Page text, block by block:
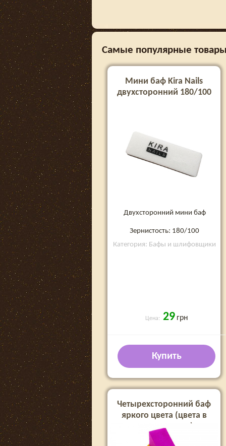
Самые популярные
Мини баф Kira Nails
двухсторонний 180/100
Двухсторонний мини баф
Зернистость: 180/100
Категория: Бафы и шлифовщики
Цена: 29 грн
Купить
Четырехсторонний баф
яркого цвета (цвета в
ассортименте)